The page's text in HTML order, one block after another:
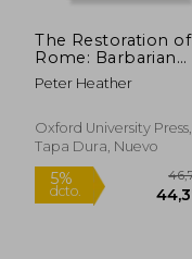
The Restoration of
Rome: Barbarian
Popes and Imperial
Pretenders (en
Peter Heather
Oxford University Press,
Tapa Dura, Nuevo